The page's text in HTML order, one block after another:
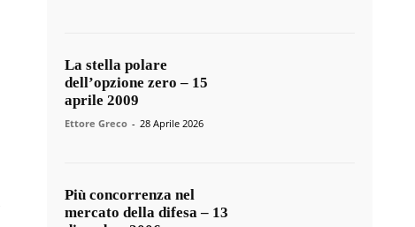
La stella polare
dell’opzione zero – 15
aprile 2009
Ettore Greco - 28 Aprile 2026
Più concorrenza nel
mercato della difesa – 13